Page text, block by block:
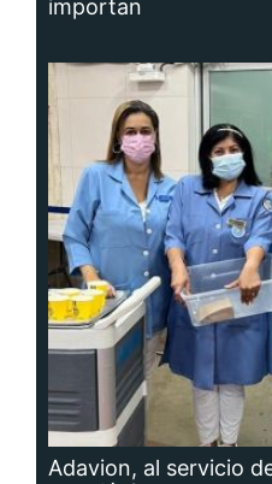
Adavion, al servicio
oncológicos